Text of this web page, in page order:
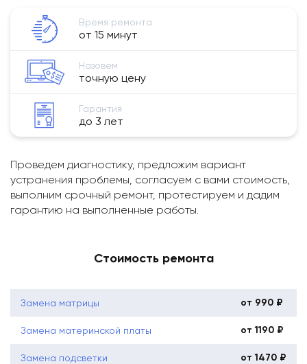
Время ремонта
от 15 минут
Назовем
точную цену
Гарантия
до 3 лет
Проведем диагностику, предложим вариант
устранения проблемы, согласуем с вами стоимость,
выполним срочный ремонт, протестируем и дадим
гарантию на выполненные работы.
Стоимость ремонта
Замена матрицы от 990 ₽
Замена материнской платы от 1190 ₽
Замена подсветки от 1470 ₽